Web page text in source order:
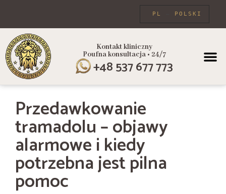
POLSKI
PL
Kontakt kliniczny
Poufna konsultacja • 24/7
+48 537 677 773
Przedawkowanie
tramadolu – objawy
alarmowe i kiedy
potrzebna jest pilna
pomoc